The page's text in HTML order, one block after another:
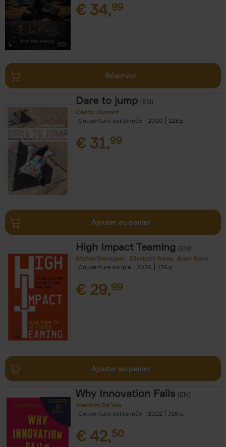
€ 34,99
Réserver
Dare to jump (EN)
Cedric Dumont
Couverture cartonnée
2020 128
€ 31,99
Ajouter au panier
High Impact Teaming (EN)
Stefan Decuyper Elisabeth Raes
Anne Boon
Couverture souple
2020 176
€ 29,99
Ajouter au panier
Why Innovation Fails (EN)
Joachim De Vos
Couverture cartonnée
2022 316
€ 42,50